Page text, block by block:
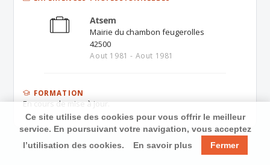
Atsem
Mairie du chambon feugerolles
42500
Aout 1981 - Aout 1981
FORMATION
En cours de mise à jour.
Ce site utilise des cookies pour vous offrir le meilleur
service. En poursuivant votre navigation, vous acceptez
l’utilisation des cookies.
En savoir plus Fermer